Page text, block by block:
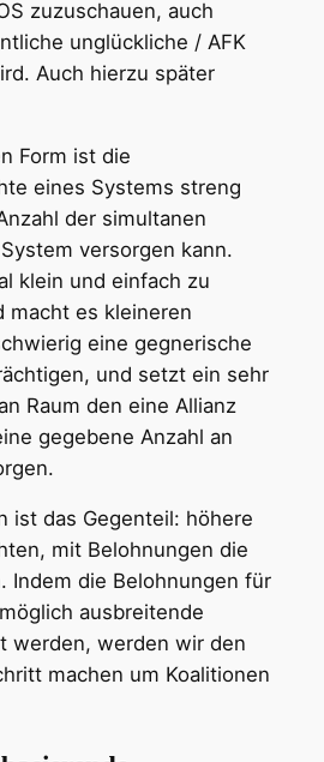
zuzuschauen, auch
unglückliche / AFK
Auch hierzu später
Form ist die
eines Systems streng
der simultanen
versorgen kann.
klein und einfach zu
macht es kleineren
eine gegnerische
und setzt ein sehr
Raum den eine Allianz
gegebene Anzahl an
ist das Gegenteil: höhere
mit Belohnungen die
Indem die Belohnungen für
ausbreitende
werden, werden wir den
machen um Koalitionen